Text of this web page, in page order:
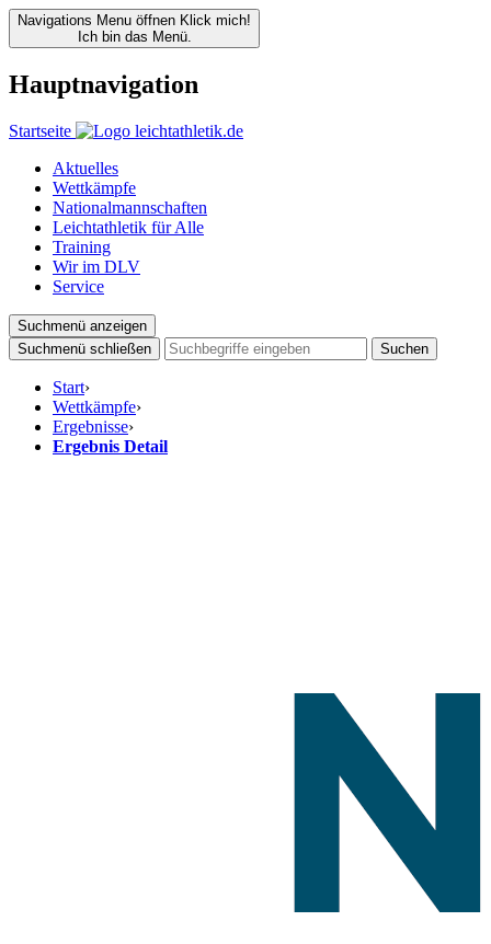
Navigations Menu öffnen Klick mich!
Ich bin das Menü.
Hauptnavigation
Startseite
Aktuelles
Wettkämpfe
Nationalmannschaften
Leichtathletik für Alle
Training
Wir im DLV
Service
Suchmenü anzeigen
Suchmenü schließen
Suchen
Start›
Wettkämpfe›
Ergebnisse›
Ergebnis Detail